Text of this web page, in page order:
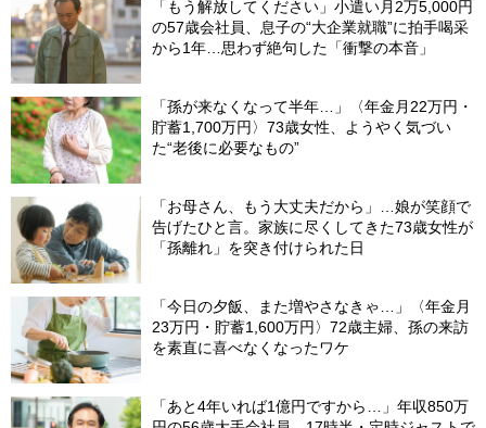
「もう解放してください」小遣い月2万5,000円
の57歳会社員、息子の“大企業就職”に拍手喝采
から1年…思わず絶句した「衝撃の本音」
「孫が来なくなって半年…」〈年金月22万円・
貯蓄1,700万円〉73歳女性、ようやく気づい
た“老後に必要なもの”
「お母さん、もう大丈夫だから」…娘が笑顔で
告げたひと言。家族に尽くしてきた73歳女性が
「孫離れ」を突き付けられた日
「今日の夕飯、また増やさなきゃ…」〈年金月
23万円・貯蓄1,600万円〉72歳主婦、孫の来訪
を素直に喜べなくなったワケ
「あと4年いれば1億円ですから…」年収850万